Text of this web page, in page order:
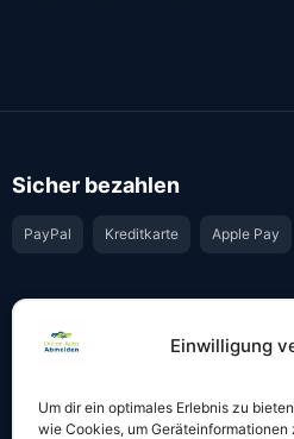
Einwilligung
Um dir ein optimales Erlebnis zu
wie Cookies, um
Sicher bezahlen
PayPal Kreditkarte Apple Pay
Bestätigung per E-Mail Support per